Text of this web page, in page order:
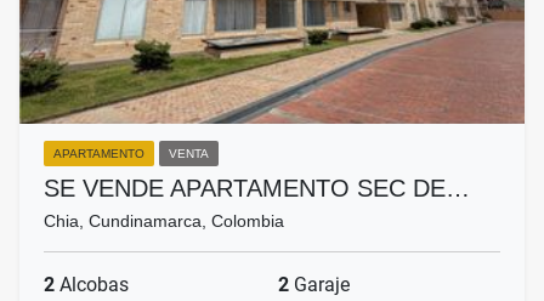
APARTAMENTO VENTA
SE VENDE APARTAMENTO SEC DE…
Chia, Cundinamarca, Colombia
2 Alcobas 2 Garaje